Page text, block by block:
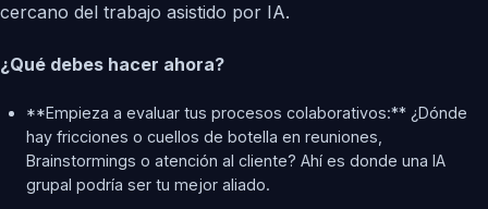
cercano del trabajo asistido por IA.
¿Qué debes hacer ahora?
**Empieza a evaluar tus procesos colaborativos:** ¿Dónde
hay fricciones o cuellos de botella en reuniones,
Brainstormings o atención al cliente? Ahí es donde una IA
grupal podría ser tu mejor aliado.